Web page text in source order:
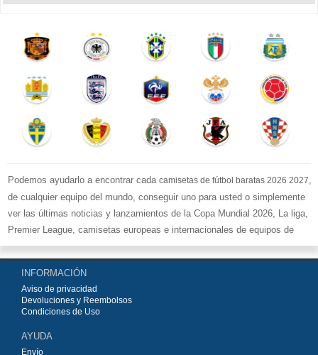
Podemos ayudarlo a encontrar cada camisetas de fútbol baratas 2026 2027,
de cualquier equipo del mundo, conseguir uno para usted o simplemente
ver las últimas noticias y lanzamientos de la Copa Mundial 2026, La liga,
Premier League, camisetas europeas e internacionales de equipos de
fútbol y kits.
Comprecamisetas de fútbol baratas replicasen la tienda deportiva
más grande de Europa. ¡Grandes ofertas en todas las camisetas del club
de fútbol, ​​kits europeos e internacionales, todo a los precios más bajos!
Compre nuestra gran selección de
INFORMACIÓN
Aviso de privacidad
Devoluciones y Reembolsos
Condiciones de Uso
AYUDA
Envío